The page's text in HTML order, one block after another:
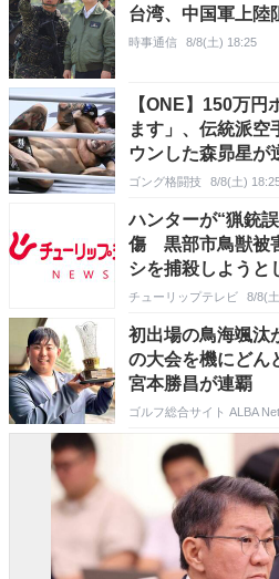
台湾、中国軍上陸
時事通信 8/8(土) 18:25
【ONE】150万
ます」、伝統派空
ウンした森昴星が
ゴング格闘技 8/8(土)
ハンターが“猟銃
傷 黒部市鳥獣被
シを捕殺しよう
チューリップテレビ 8/8(
初出場の鳥海颯汰
の大会を機にど
宮本勝昌が連覇
ゴルフ総合サイト ALBA Net